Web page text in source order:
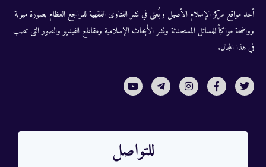
أحد مواقع مركز الإسلام الأصيل ويُعنى في نشر الفتاوى الفقهية للمراجع العظام بصورة مبوبة
وواضحة مواكباً للمسائل المستحدثة ونشر الأبحاث الإسلامية ومقاطع الفيديو والصور التى تصب
في هذا المجال.
للتواصل